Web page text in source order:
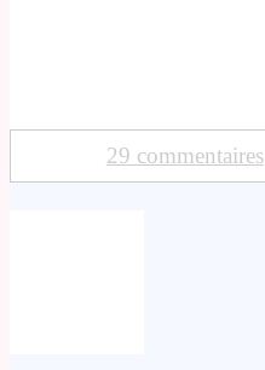
29 commentaires